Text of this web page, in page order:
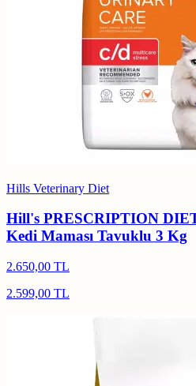
Hills Veterinary Diet
Hill's PRESCRIPTION
Kedi Maması Tavuklu 3 Kg
2.650,00 TL
2.599,00 TL